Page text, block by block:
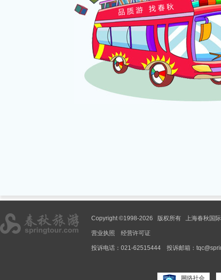
Copyright ©1998-2026 版权所有 上海春秋国际
营业执照 经营许可证
投诉电话：021-62515444 投诉邮箱：
网络社会